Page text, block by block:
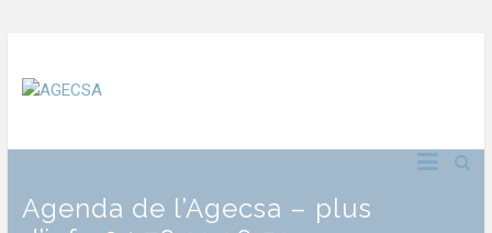
Agenda de l’Agecsa – plus